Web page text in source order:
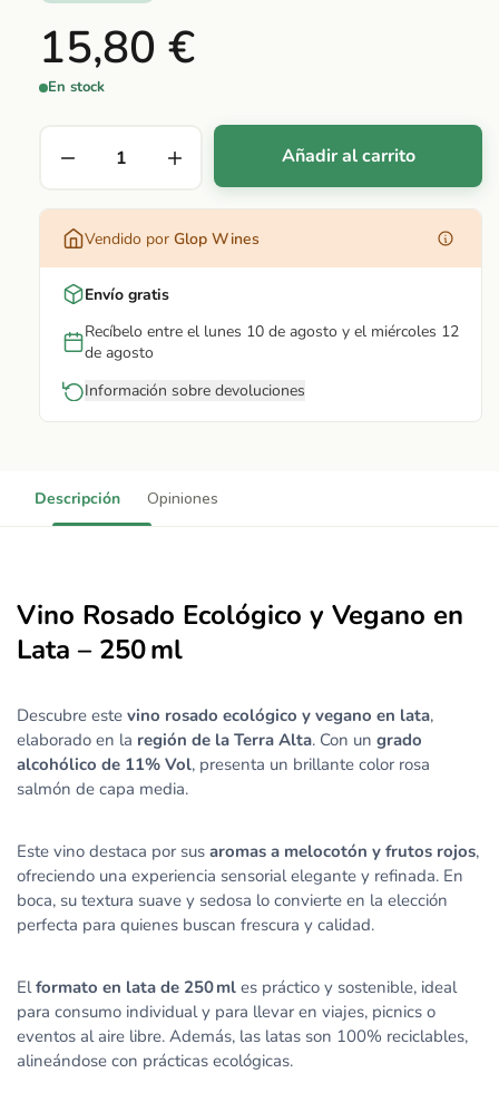
15,80 €
En stock
Añadir al carrito
Vendido por Glop Wines
Envío gratis
Recíbelo entre el lunes 10 de agosto y el miércoles 12
de agosto
Información sobre devoluciones
Descripción Opiniones
Vino Rosado Ecológico y Vegano en
Lata – 250 ml
Descubre este vino rosado ecológico y vegano en lata,
elaborado en la región de la Terra Alta. Con un grado
alcohólico de 11% Vol, presenta un brillante color rosa
salmón de capa media.
Este vino destaca por sus aromas a melocotón y frutos rojos,
ofreciendo una experiencia sensorial elegante y refinada. En
boca, su textura suave y sedosa lo convierte en la elección
perfecta para quienes buscan frescura y calidad.
Elformato en lata de 250 ml es práctico y sostenible, ideal
para consumo individual y para llevar en viajes, picnics o
eventos al aire libre. Además, las latas son 100% reciclables,
alineándose con prácticas ecológicas.